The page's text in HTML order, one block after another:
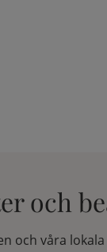
och
och våra